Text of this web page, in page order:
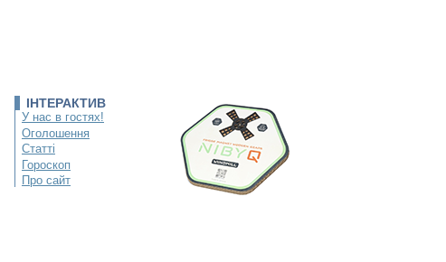
ІНТЕРАКТИВ
У нас в гостях!
Оголошення
Статті
Гороскоп
Про сайт